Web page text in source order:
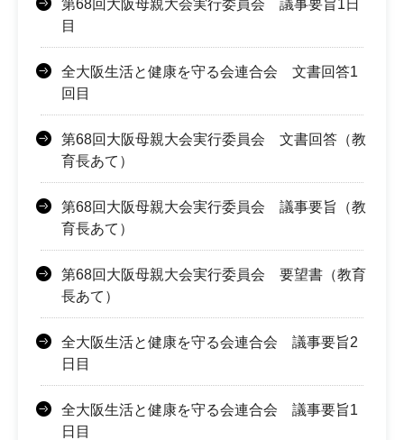
第68回大阪母親大会実行委員会 議事要旨1日
目
全大阪生活と健康を守る会連合会 文書回答1
回目
第68回大阪母親大会実行委員会 文書回答（教
育長あて）
第68回大阪母親大会実行委員会 議事要旨（教
育長あて）
第68回大阪母親大会実行委員会 要望書（教育
長あて）
全大阪生活と健康を守る会連合会 議事要旨2
日目
全大阪生活と健康を守る会連合会 議事要旨1
日目